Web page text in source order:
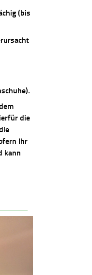
(bis
die
Ihr
kann